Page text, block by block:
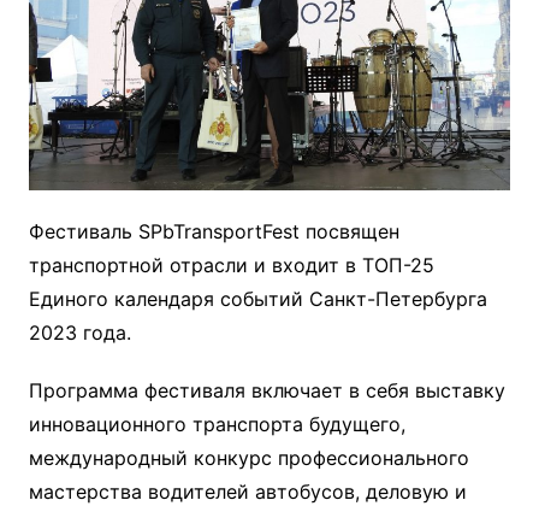
Фестиваль SPbTransportFest посвящен
транспортной отрасли и входит в ТОП-25
Единого календаря событий Санкт-Петербурга
2023 года.
Программа фестиваля включает в себя выставку
инновационного транспорта будущего,
международный конкурс профессионального
мастерства водителей автобусов, деловую и